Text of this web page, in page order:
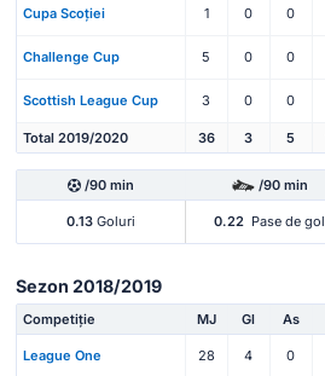
Cupa Scoției 1 0 0
Challenge Cup 5 0 0
Scottish League Cup 3 0 0
Total 2019/2020 36 3 5
/90 min /90 min
0.13Goluri 0.22 Pase de gol
Sezon 2018/2019
Competiție MJ Gl As
League One 28 4 0